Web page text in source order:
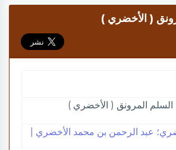
( الأخضري )
المرونق ( الأخضري )
عبد الرحمن بن محمد الأخضري |